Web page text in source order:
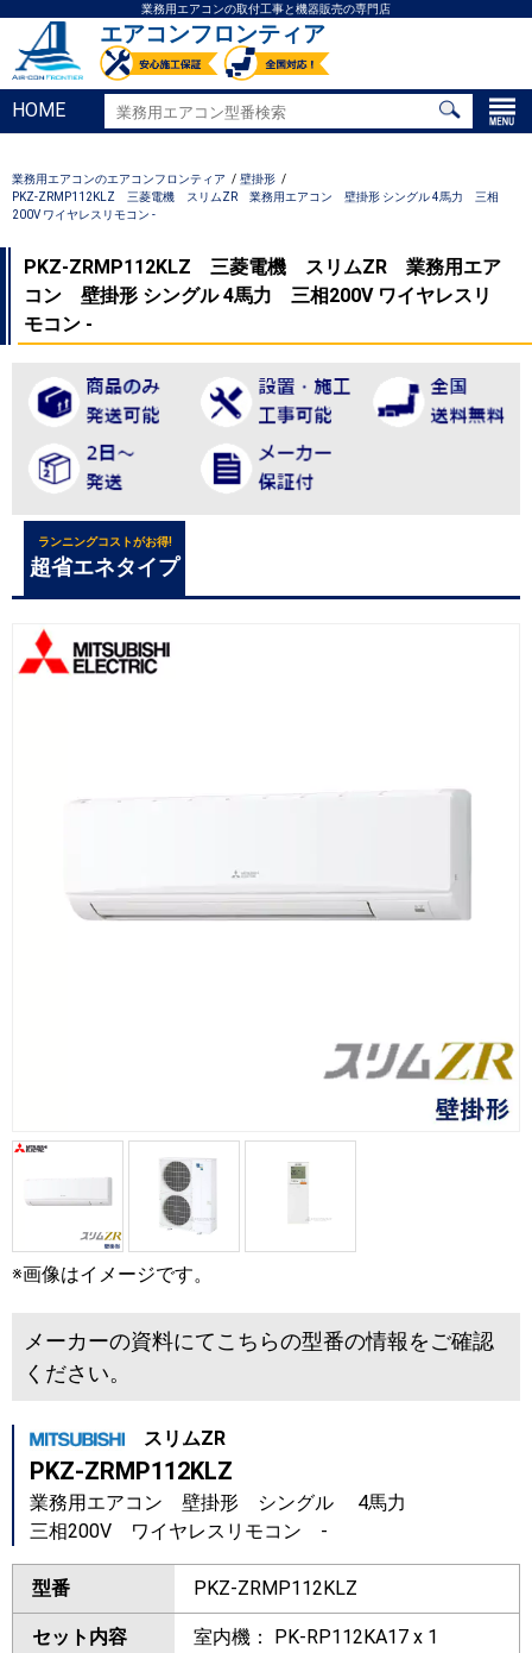
業務用エアコンの取付工事と機器販売の専門店
エアコンフロンティア
HOME
業務用エアコンのエアコンフロンティア
壁掛形
PKZ-ZRMP112KLZ 三菱電機 スリムZR 業務用エアコン 壁掛形 シングル 4馬力 三相
200V ワイヤレスリモコン -
PKZ-ZRMP112KLZ 三菱電機 スリムZR 業務用エア
コン 壁掛形 シングル 4馬力 三相200V ワイヤレスリ
モコン -
ランニングコストがお得!
超省エネタイプ
※画像はイメージです。
メーカーの資料にてこちらの型番の情報をご確認
ください。
スリムZR
PKZ-ZRMP112KLZ
業務用エアコン 壁掛形 シングル 4馬力
三相200V ワイヤレスリモコン -
型番 PKZ-ZRMP112KLZ
セット内容
室内機： PK-RP112KA17 x 1